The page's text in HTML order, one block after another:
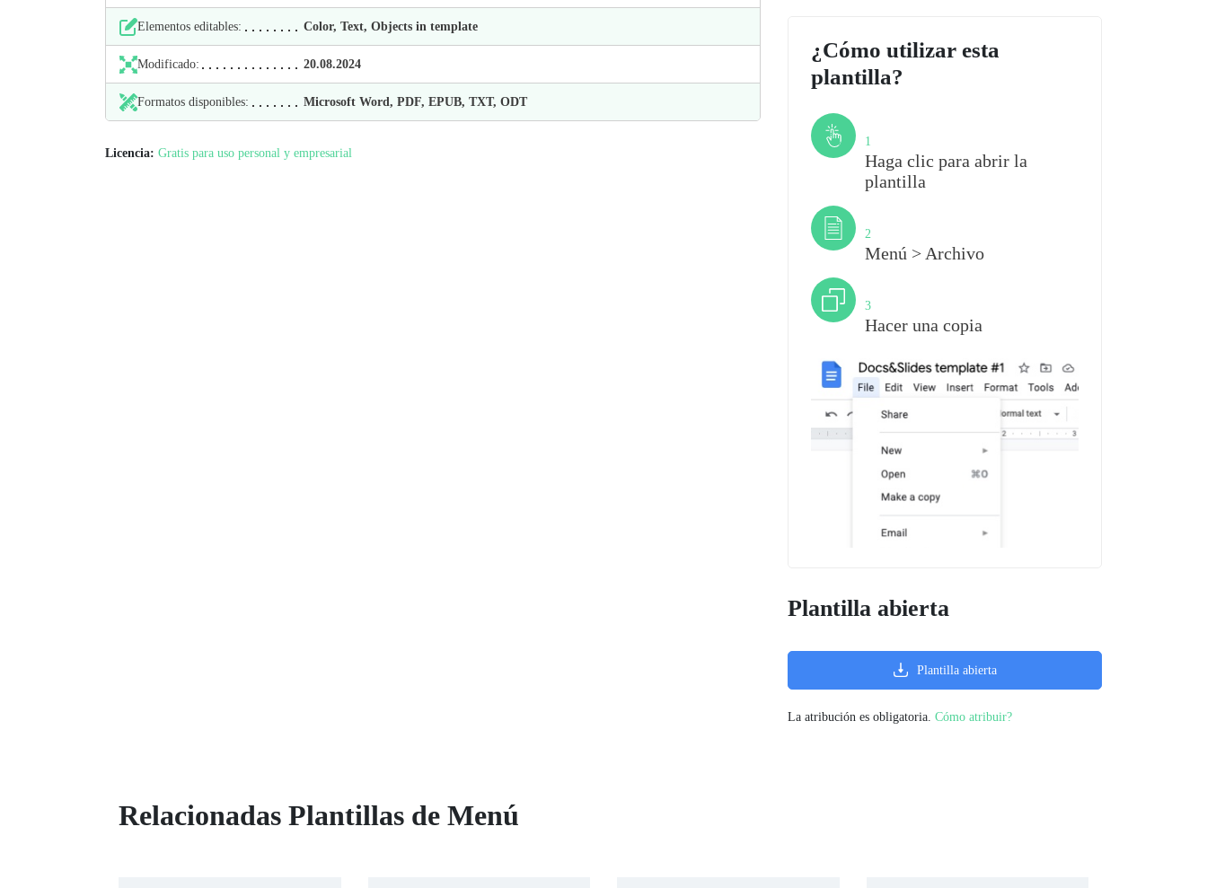
Elementos editables: Color, Text, Objects in template
Modificado: 20.08.2024
Formatos disponibles: Microsoft Word, PDF, EPUB, TXT, ODT
Licencia: Gratis para uso personal y empresarial
¿Cómo utilizar esta
plantilla?
1
Haga clic para abrir la
plantilla
2
Menú > Archivo
3
Hacer una copia
Plantilla abierta
Plantilla abierta
La atribución es obligatoria. Cómo atribuir?
Relacionadas Plantillas de Menú